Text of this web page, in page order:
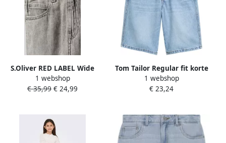
S.Oliver RED LABEL Wide
Leg skater jeansshort in
puur katoen
1 webshop
€ 35,99 € 24,99
Tom Tailor Regular fit korte
jeans van puur katoen
1 webshop
€ 23,24